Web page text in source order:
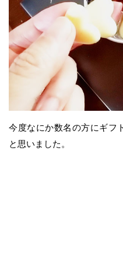
今度なにか数名の方にギフ
と思いました。